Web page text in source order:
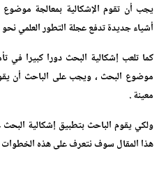
يجب أن تقوم الإشكالية بمعالجة
أشياء جديدة تدفع عجلة التطور العلمي نحو
كما تلعب إشكالية البحث دورا كبيرا في
موضوع البحث ، ويجب على الباحث أن
معينة .
ولكي يقوم الباحث بتطبيق إشكالية
هذا المقال سوف نتعرف على هذه